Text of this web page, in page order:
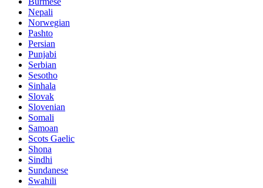
Nepali
Norwegian
Pashto
Persian
Punjabi
Serbian
Sesotho
Sinhala
Slovak
Slovenian
Somali
Samoan
Scots Gaelic
Shona
Sindhi
Sundanese
Swahili